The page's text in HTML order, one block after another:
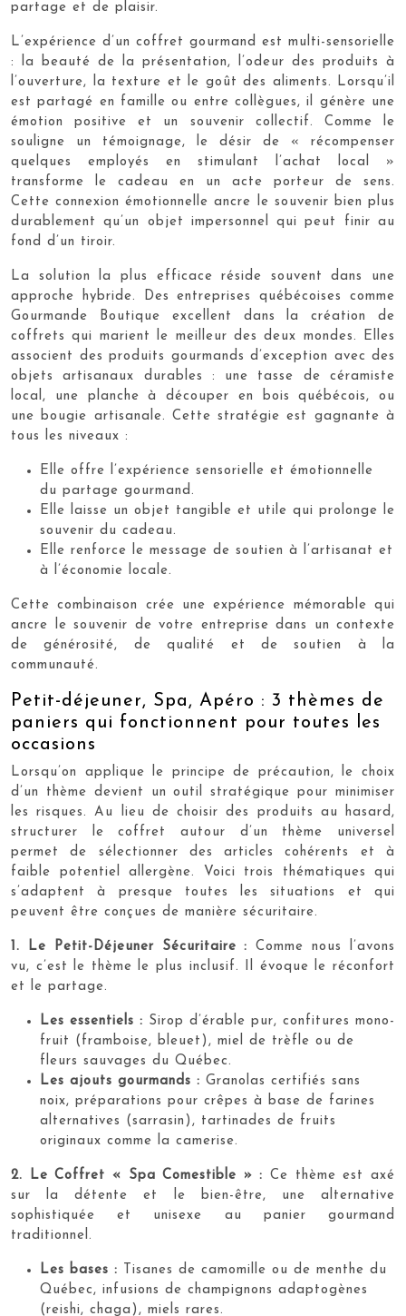
partage et de plaisir.
L’expérience d’un coffret gourmand est multi-sensorielle
: la beauté de la présentation, l’odeur des produits à
l’ouverture, la texture et le goût des aliments. Lorsqu’il
est partagé en famille ou entre collègues, il génère une
émotion positive et un souvenir collectif. Comme le
souligne un témoignage, le désir de « récompenser
quelques employés en stimulant l’achat local »
transforme le cadeau en un acte porteur de sens.
Cette connexion émotionnelle ancre le souvenir bien plus
durablement qu’un objet impersonnel qui peut finir au
fond d’un tiroir.
La solution la plus efficace réside souvent dans une
approche hybride. Des entreprises québécoises comme
Gourmande Boutique excellent dans la création de
coffrets qui marient le meilleur des deux mondes. Elles
associent des produits gourmands d’exception avec des
objets artisanaux durables : une tasse de céramiste
local, une planche à découper en bois québécois, ou
une bougie artisanale. Cette stratégie est gagnante à
tous les niveaux :
Elle offre l’expérience sensorielle et émotionnelle
du partage gourmand.
Elle laisse un objet tangible et utile qui prolonge le
souvenir du cadeau.
Elle renforce le message de soutien à l’artisanat et
à l’économie locale.
Cette combinaison crée une expérience mémorable qui
ancre le souvenir de votre entreprise dans un contexte
de générosité, de qualité et de soutien à la
communauté.
Petit-déjeuner, Spa, Apéro : 3 thèmes de
paniers qui fonctionnent pour toutes les
occasions
Lorsqu’on applique le principe de précaution, le choix
d’un thème devient un outil stratégique pour minimiser
les risques. Au lieu de choisir des produits au hasard,
structurer le coffret autour d’un thème universel
permet de sélectionner des articles cohérents et à
faible potentiel allergène. Voici trois thématiques qui
s’adaptent à presque toutes les situations et qui
peuvent être conçues de manière sécuritaire.
1. Le Petit-Déjeuner Sécuritaire : Comme nous l’avons
vu, c’est le thème le plus inclusif. Il évoque le réconfort
et le partage.
Les essentiels : Sirop d’érable pur, confitures mono-
fruit (framboise, bleuet), miel de trèfle ou de
fleurs sauvages du Québec.
Les ajouts gourmands : Granolas certifiés sans
noix, préparations pour crêpes à base de farines
alternatives (sarrasin), tartinades de fruits
originaux comme la camerise.
2. Le Coffret « Spa Comestible » : Ce thème est axé
sur la détente et le bien-être, une alternative
sophistiquée et unisexe au panier gourmand
traditionnel.
Les bases : Tisanes de camomille ou de menthe du
Québec, infusions de champignons adaptogènes
(reishi, chaga), miels rares.